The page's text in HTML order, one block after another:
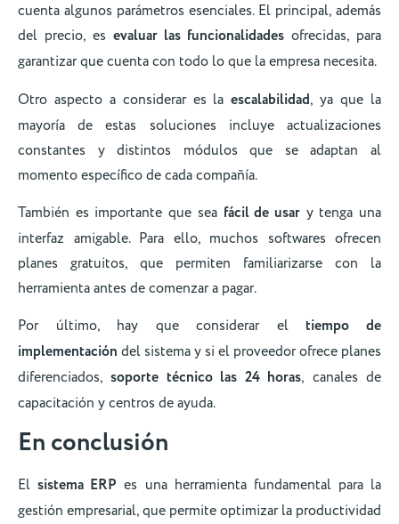
cuenta algunos parámetros esenciales. El principal, además
del precio, es evaluar las funcionalidades ofrecidas, para
garantizar que cuenta con todo lo que la empresa necesita.
Otro aspecto a considerar es laescalabilidad, ya que la
mayoría de estas soluciones incluye actualizaciones
constantes y distintos módulos que se adaptan al
momento específico de cada compañía.
También es importante que sea fácil de usary tenga una
interfaz amigable. Para ello, muchos softwares ofrecen
planes gratuitos, que permiten familiarizarse con la
herramienta antes de comenzar a pagar.
Por último, hay que considerar eltiempo de
implementación del sistema y si el proveedor ofrece planes
diferenciados,soporte técnico las 24 horas, canales de
capacitación y centros de ayuda.
En conclusión
Elsistema ERP es una herramienta fundamental para la
gestión empresarial, que permite optimizar la productividad